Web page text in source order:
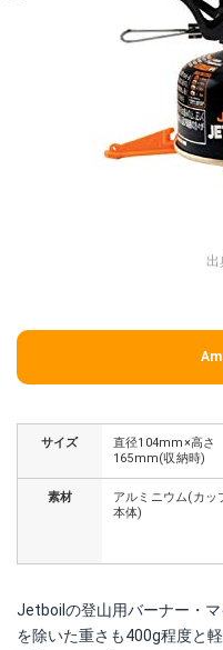
出
サイズ
直径104mm×高さ
165mm(収納時)
素材
アルミニウム(カッ
本体)
Jetboilの登山用バーナー・
を除いた重さも400g程度と